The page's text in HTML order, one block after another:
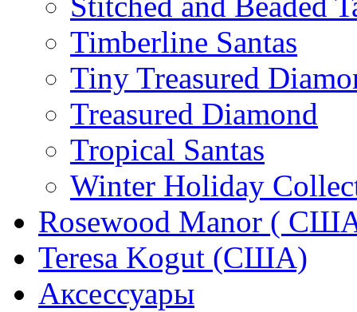
Timberline Santas
Tiny Treasured
Treasured Diamond
Tropical Santas
Winter Holiday
Rosewood Manor (
Teresa Kogut (США)
Аксессуары